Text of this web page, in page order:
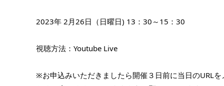
2023年 2月26日（日曜日) 13：30～15：30
視聴方法：Youtube Live
※お申込みいただきましたら開催３日前に当日のURL